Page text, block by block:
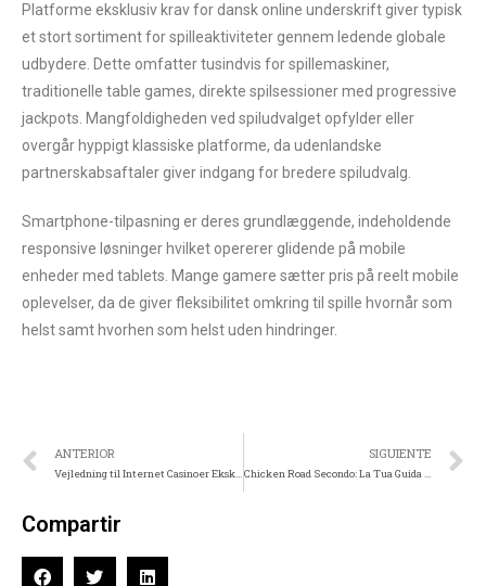
Platforme eksklusiv krav for dansk online underskrift giver typisk
et stort sortiment for spilleaktiviteter gennem ledende globale
udbydere. Dette omfatter tusindvis for spillemaskiner,
traditionelle table games, direkte spilsessioner med progressive
jackpots. Mangfoldigheden ved spiludvalget opfylder eller
overgår hyppigt klassiske platforme, da udenlandske
partnerskabsaftaler giver indgang for bredere spiludvalg.
Smartphone-tilpasning er deres grundlæggende, indeholdende
responsive løsninger hvilket opererer glidende på mobile
enheder med tablets. Mange gamere sætter pris på reelt mobile
oplevelser, da de giver fleksibilitet omkring til spille hvornår som
helst samt hvorhen som helst uden hindringer.
ANTERIOR
Vejledning til Internet Casinoer Ekskluderende Digital Identitetsbekræftelse
SIGUIENTE
Chicken Road Secondo: La Tua Guida Definitiva al Gioco Da Sala Giochi che Testa i Riflessi
Compartir